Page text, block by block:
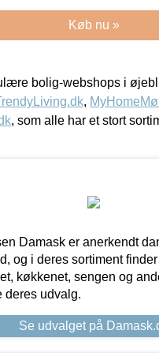
Køb nu »
bolig-webshops i
,
, som alle har et stort
Damask er anerkendt
og i deres sortiment finder
køkkenet, sengen og
deres udvalg.
Se udvalget på